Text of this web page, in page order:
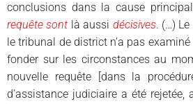
conclusions dans la cause
requête sont là aussi décisives. (…)
le tribunal de district n’a pas
fonder sur les circonstances au
nouvelle requête [dans la
d’assistance judiciaire a été